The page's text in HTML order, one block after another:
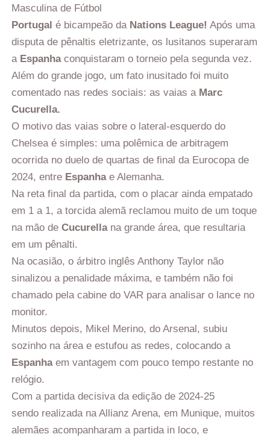
Masculina de Fútbol
Portugal é bicampeão da Nations League! Após uma
disputa de pênaltis eletrizante, os lusitanos superaram
a Espanhaconquistaram o torneio pela segunda vez.
Além do grande jogo, um fato inusitado foi muito
comentado nas redes sociais: as vaias a Marc
Cucurella.
O motivo das vaias sobre o lateral-esquerdo do
Chelsea é simples: uma polêmica de arbitragem
ocorrida no duelo de quartas de final da Eurocopa de
2024, entre Espanhae Alemanha.
Na reta final da partida, com o placar ainda empatado
em 1 a 1, a torcida alemã reclamou muito de um toque
na mão de Cucurellana grande área, que resultaria
em um pênalti.
Na ocasião, o árbitro inglês Anthony Taylor não
sinalizou a penalidade máxima, e também não foi
chamado pela cabine do VAR para analisar o lance no
monitor.
Minutos depois, Mikel Merino, do Arsenal, subiu
sozinho na área e estufou as redes, colocando a
Espanhaem vantagem com pouco tempo restante no
relógio.
Com a partida decisiva da edição de 2024-25
sendo realizada na Allianz Arena, em Munique, muitos
alemães acompanharam a partida in loco, e